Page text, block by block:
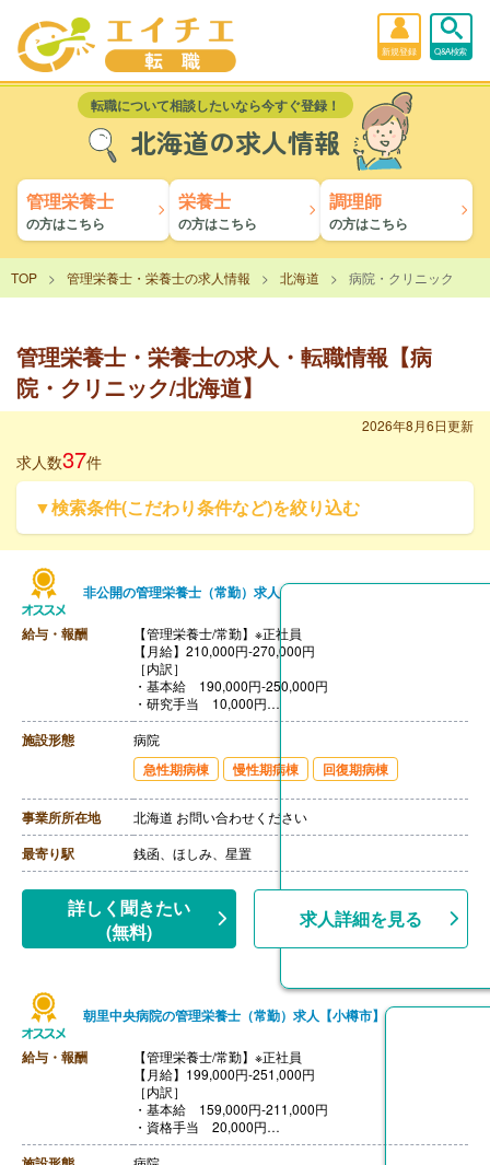
新規登録 Q&A検索
転職について相談したいなら今すぐ登録！
北海道の求人情報
管理栄養士
の方はこちら
栄養士
の方はこちら
調理師
の方はこちら
TOP 管理栄養士・栄養士の求人情報 北海道 病院・クリニック
管理栄養士・栄養士の求人・転職情報【病
院・クリニック/北海道】
2026年8月6日更新
求人数37件
▼検索条件(こだわり条件など)を絞り込む
非公開の管理栄養士（常勤）求人
給与・報酬
【管理栄養士/常勤】※正社員
【月給】210,000円-270,000円
［内訳］
・基本給 190,000円-250,000円
・研究手当 10,000円
・ベースアップ手当 10,000円
【賞与】年2回（計4.30ヶ月分）※前年度実績
【通勤手当】あり（上限20,900円/月）※片道2km以上
【昇給】なし
施設形態 病院
急性期病棟 慢性期病棟 回復期病棟
事業所所在地 北海道 お問い合わせください
最寄り駅 銭函、ほしみ、星置
詳しく聞きたい
(無料)
求人詳細を見る
朝里中央病院の管理栄養士（常勤）求人【小樽市】
給与・報酬
【管理栄養士/常勤】※正社員
【月給】199,000円-251,000円
［内訳］
・基本給 159,000円-211,000円
・資格手当 20,000円
・調整手当 10,000円
・住宅手当 10,000円